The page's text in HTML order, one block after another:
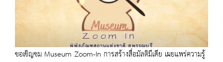
ขอเชิญชม Museum Zoom-In การสร้างสื่อมัลติมีเดีย เผยแพร่ความรู้